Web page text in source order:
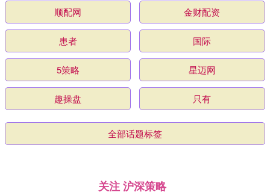
顺配网 金财配资
患者 国际
5策略 星迈网
趣操盘 只有
全部话题标签
关注 沪深策略